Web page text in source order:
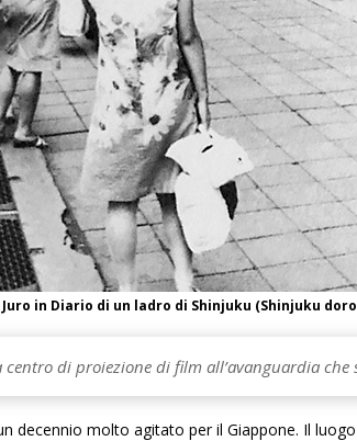
Juro in Diario di un ladro di Shinjuku (Shinjuku
centro di proiezione di film all’avanguardia
decennio molto agitato per il Giappone. Il